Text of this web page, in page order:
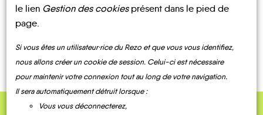
Chapelle-
sur-
Aveyron
le lien Gestion des cookiesprésent dans le pied de
page.
Si vous êtes un utilisateur·rice du Rezo et que vous vous identifiez,
nous allons créer un cookie de session. Celui-ci est nécessaire
pour maintenir votre connexion tout au long de votre navigation.
Il sera automatiquement détruit lorsque :
Vous vous déconnecterez,